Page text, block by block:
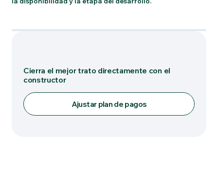
Cierra el mejor trato directamente con el
constructor
Ajustar plan de pagos